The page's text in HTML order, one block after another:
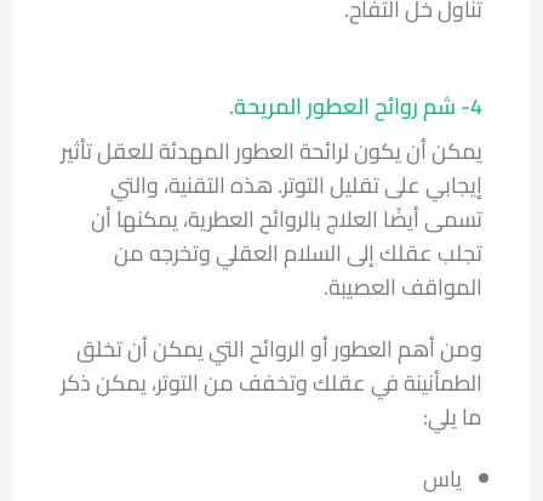
تناول خل التفاح.
4- شم روائح العطور المريحة.
يمكن أن يكون لرائحة العطور المهدئة للعقل تأثير
إيجابي على تقليل التوتر. هذه التقنية، والتي
تسمى أيضًا العلاج بالروائح العطرية، يمكنها أن
تجلب عقلك إلى السلام العقلي وتخرجه من
المواقف العصيبة.
ومن أهم العطور أو الروائح التي يمكن أن تخلق
الطمأنينة في عقلك وتخفف من التوتر، يمكن ذكر
ما يلي:
ياس